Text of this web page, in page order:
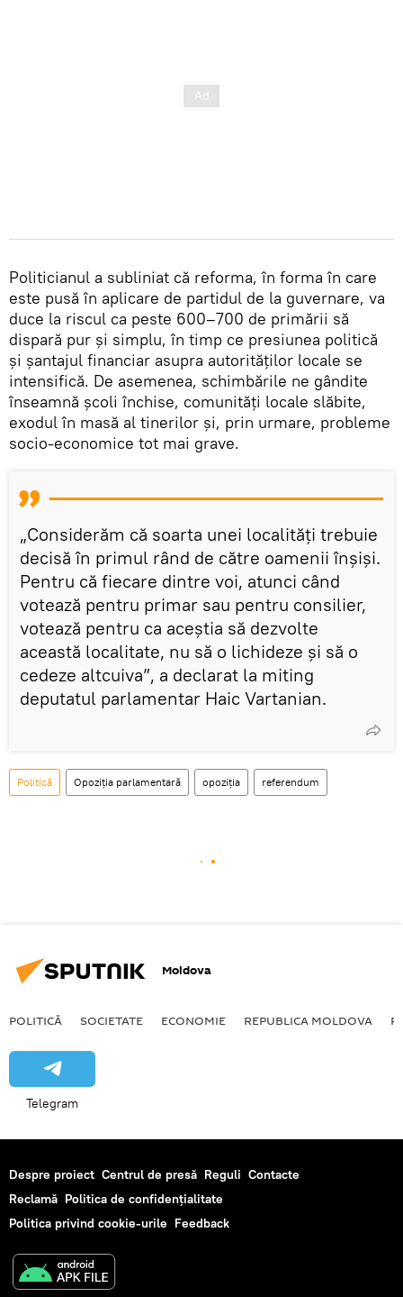
Politicianul a subliniat că reforma, în forma în care
este pusă în aplicare de partidul de la guvernare, va
duce la riscul ca peste 600–700 de primării să
dispară pur și simplu, în timp ce presiunea politică
și șantajul financiar asupra autorităților locale se
intensifică. De asemenea, schimbările ne gândite
înseamnă școli închise, comunități locale slăbite,
exodul în masă al tinerilor și, prin urmare, probleme
socio-economice tot mai grave.
„Considerăm că soarta unei localități trebuie
decisă în primul rând de către oamenii înșiși.
Pentru că fiecare dintre voi, atunci când
votează pentru primar sau pentru consilier,
votează pentru ca aceștia să dezvolte
această localitate, nu să o lichideze și să o
cedeze altcuiva”, a declarat la miting
deputatul parlamentar Haic Vartanian.
Politică Opoziția parlamentară opoziția referendum
Moldova
POLITICĂ SOCIETATE ECONOMIE REPUBLICA MOLDOVA
Telegram
Despre proiect Centrul de presă Reguli Contacte
Reclamă Politica de confidențialitate
Politica privind cookie-urile Feedback